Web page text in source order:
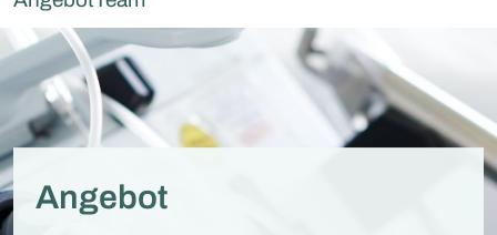
Angebot